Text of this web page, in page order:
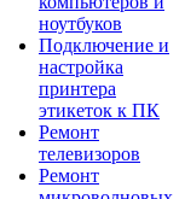
ноутбуков
Подключение и
настройка
принтера
этикеток к ПК
Ремонт
телевизоров
Ремонт